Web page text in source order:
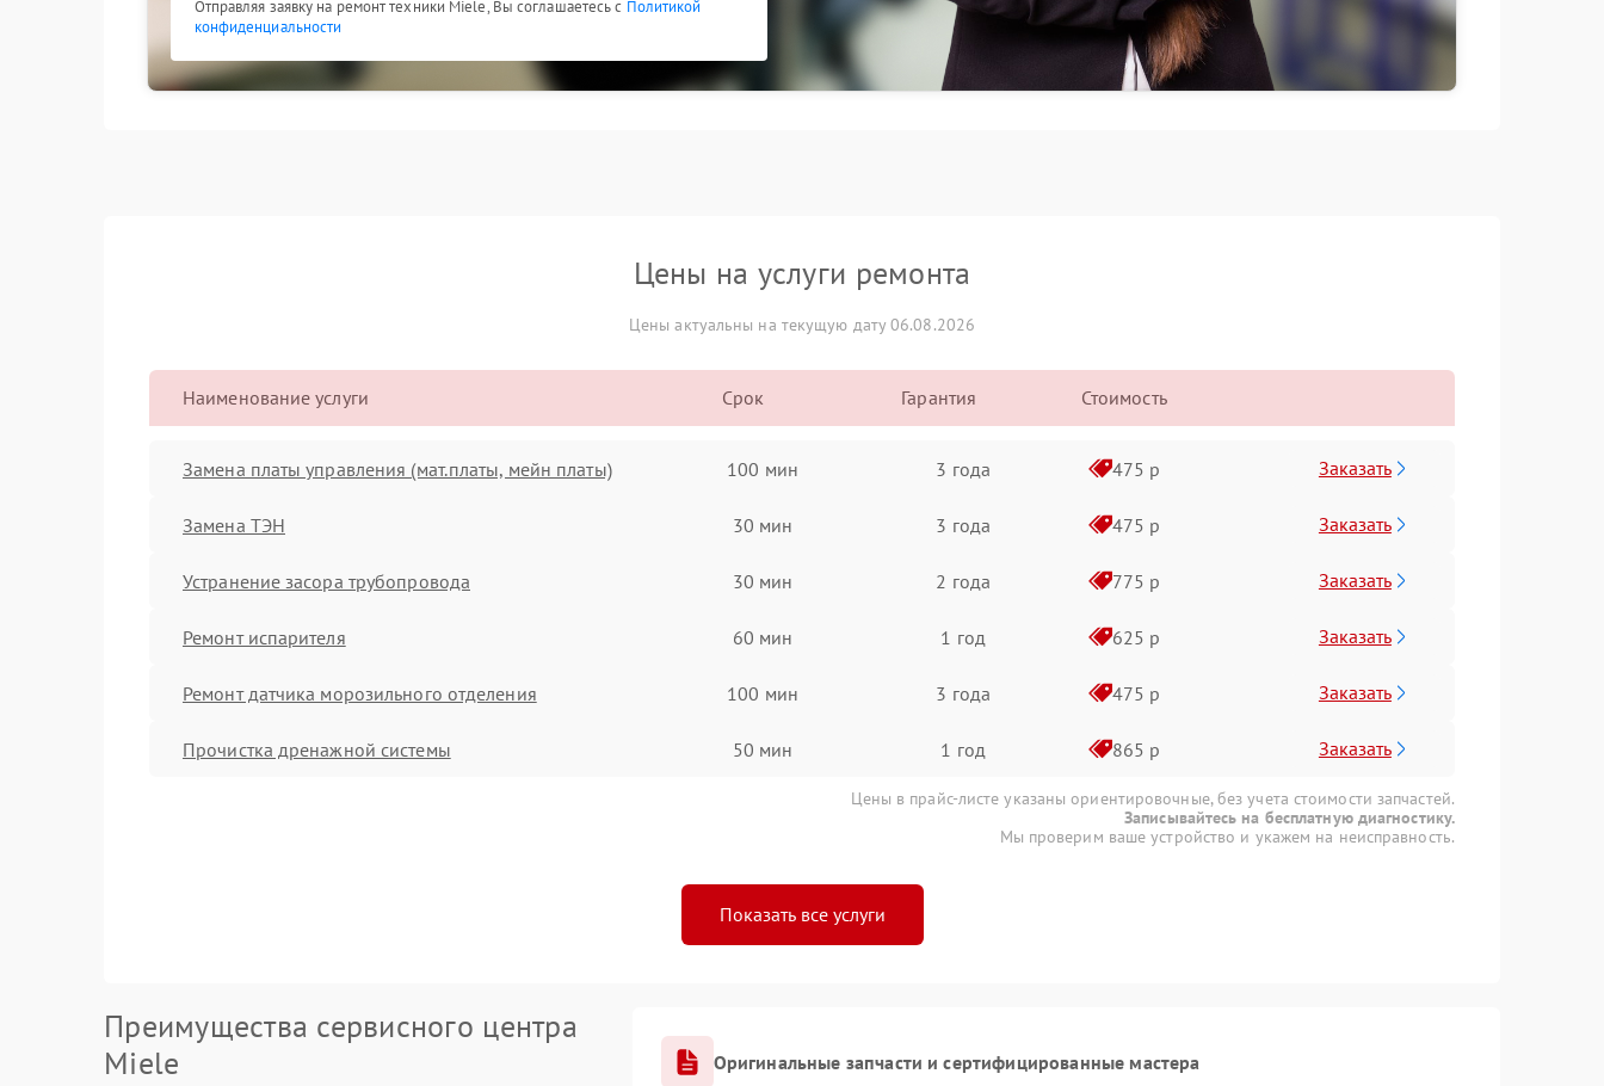
Отправляя заявку на ремонт техники Miele, Вы соглашаетесь с Политикой
конфиденциальности
Цены на услуги ремонта
Цены актуальны на текущую дату 06.08.2026
Наименование услуги Срок Гарантия Стоимость
Замена платы управления (мат.платы, мейн платы) 100 мин 3 года 475 р Заказать
Замена ТЭН 30 мин 3 года 475 р Заказать
Устранение засора трубопровода 30 мин 2 года 775 р Заказать
Ремонт испарителя 60 мин 1 год 625 р Заказать
Ремонт датчика морозильного отделения 100 мин 3 года 475 р Заказать
Прочистка дренажной системы 50 мин 1 год 865 р Заказать
Цены в прайс-листе указаны ориентировочные, без учета стоимости запчастей.
Записывайтесь на бесплатную диагностику.
Мы проверим ваше устройство и укажем на неисправность.
Показать все услуги
Преимущества сервисного центра
Miele
Оригинальные запчасти и сертифицированные мастера